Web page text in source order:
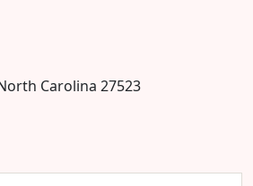
Carolina 27523